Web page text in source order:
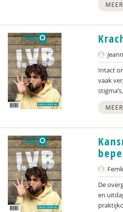
Intact
vaak
De
en